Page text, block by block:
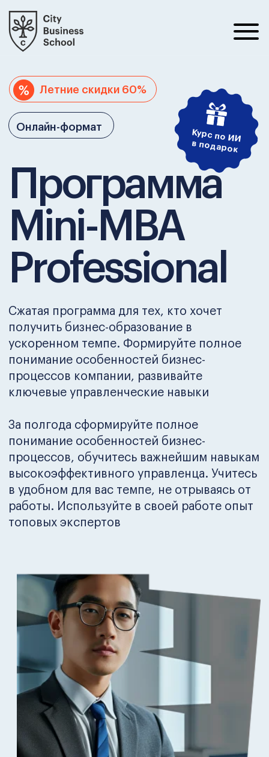
Программа
Mini-MBA
Professional
Сжатая программа для тех, кто хочет
получить бизнес-образование в
понимание особенностей бизнес-
процессов компании, развивайте
ключевые управленческие навыки
понимание особенностей бизнес-
процессов, обучитесь важнейшим навыкам
высокоэффективного управленца. Учитесь
в удобном для вас темпе, не отрываясь от
работы. Используйте в своей работе опыт
топовых экспертов
Онлайн-формат
Записаться на обучение
Посмотреть программу обучения
Программа актуальна для 2026 года
Обучаем более 18 лет программам
MBA
Курс по ИИ
в подарок